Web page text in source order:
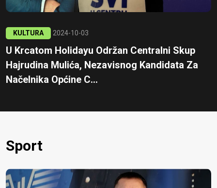
KULTURA 2024-10-03
U Krcatom Holidayu Održan Centralni Skup
Hajrudina Mulića, Nezavisnog Kandidata Za
Načelnika Općine C...
Sport